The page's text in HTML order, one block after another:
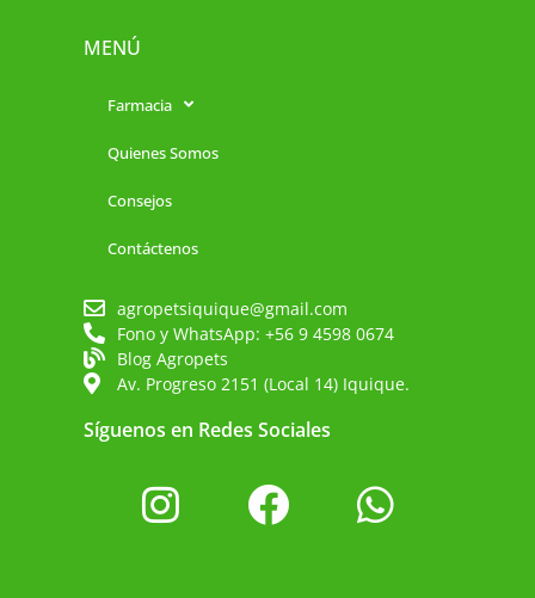
MENÚ
Farmacia
Quienes Somos
Consejos
Contáctenos
agropetsiquique@gmail.com
Fono y WhatsApp: +56 9 4598 0674
Blog Agropets
Av. Progreso 2151 (Local 14) Iquique.
Síguenos en Redes Sociales